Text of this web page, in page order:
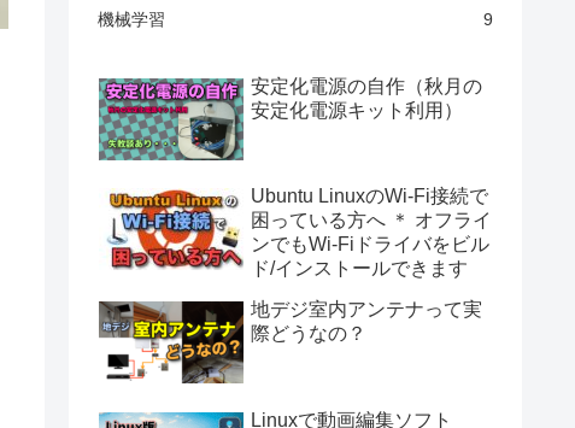
機械学習
9
安定化電源の自作（秋月の
安定化電源キット利用）
Ubuntu LinuxのWi-Fi接続で
困っている方へ ＊ オフライ
ンでもWi-Fiドライバをビル
ド/インストールできます
地デジ室内アンテナって実
際どうなの？
Linuxで動画編集ソフト